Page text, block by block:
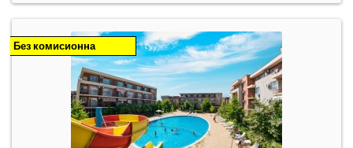
Без комисионна